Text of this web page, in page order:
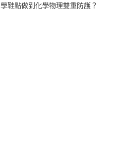
學鞋點做到化學物理雙重防護？